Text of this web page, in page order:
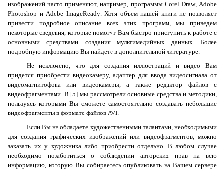
изображений часто применяют, например, программы Corel Draw,Adobe
Photoshop иAdobe ImageReady. Хотя объем нашей книги не позволяет
привести подробное описание всех этих программ, мы приведем
некоторые сведения, которые помогут Вам быстро приступить к работе с
основными средствами создания мультимедийных данных. Более
подробную информацию Вы найдете в дополнительной литературе.
Не исключено, что для создания иллюстраций и видео Вам
придется приобрести видеокамеру, адаптер для ввода видеосигнала от
видеомагнитофона или видеокамеры, а также редактор файлов с
видеофрагментами. В [5] мы рассмотрели основные средства и методики,
пользуясь которыми Вы сможете самостоятельно создавать небольшие
видеофрагменты в формате файлов AVI.
Если Вы не обладаете художественными талантами, необходимыми
для создания графических изображений или видеофрагментов, можно
заказать их у художника либо приобрести отдельно. В любом случае
необходимо позаботиться о соблюдении авторских прав на всю
информацию, которую Вы собираетесь опубликовать на Вашем сервере